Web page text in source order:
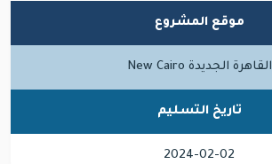
موقع المشروع
القاهرة الجديدة New Cairo
تاريخ التسليم
2024-02-02